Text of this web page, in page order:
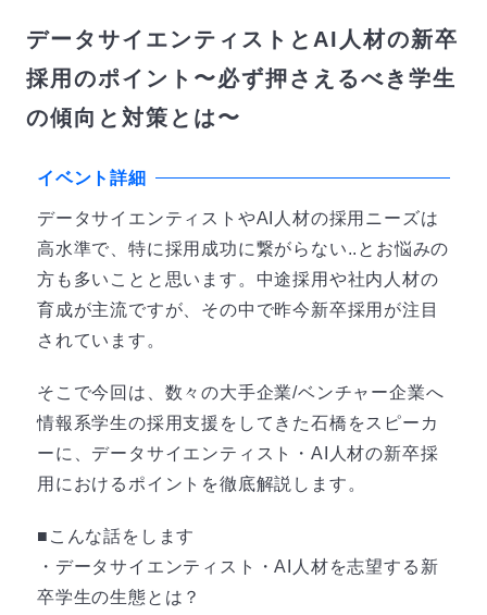
データサイエンティストとAI人材の新卒
採用のポイント〜必ず押さえるべき学生
の傾向と対策とは〜
イベント詳細
データサイエンティストやAI人材の採用ニーズは
高水準で、特に採用成功に繋がらない..とお悩みの
方も多いことと思います。中途採用や社内人材の
育成が主流ですが、その中で昨今新卒採用が注目
されています。
そこで今回は、数々の大手企業/ベンチャー企業へ
情報系学生の採用支援をしてきた石橋をスピーカ
ーに、データサイエンティスト・AI人材の新卒採
用におけるポイントを徹底解説します。
■こんな話をします
・データサイエンティスト・AI人材を志望する新
卒学生の生態とは？